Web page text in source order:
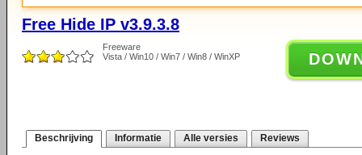
Free Hide IP v3.9.3.8
Freeware
Vista / Win10 / Win7 / Win8 / WinXP
Beschrijving Informatie Alle versies Reviews